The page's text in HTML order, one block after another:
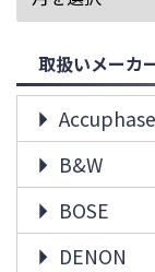
取扱いメーカ
Accuphase
B&W
BOSE
DENON